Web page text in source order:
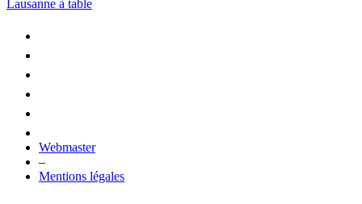
Lausanne à table
Webmaster
–
Mentions légales